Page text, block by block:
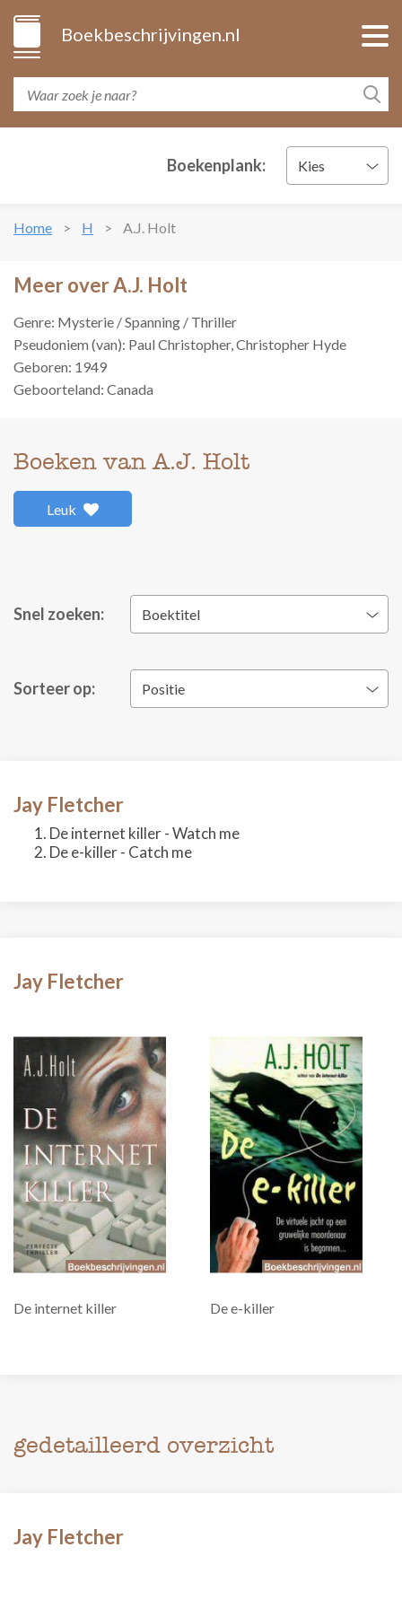
Boekbeschrijvingen.nl
Boekenplank: Kies
Home H A.J. Holt
Meer over A.J. Holt
Genre: Mysterie / Spanning / Thriller
Pseudoniem (van): Paul Christopher, Christopher Hyde
Geboren: 1949
Geboorteland: Canada
Boeken van A.J. Holt
Leuk
Snel zoeken: Boektitel
Sorteer op: Positie
Jay Fletcher
De internet killer - Watch me
De e-killer - Catch me
Jay Fletcher
De internet killer De e-killer
gedetailleerd overzicht
Jay Fletcher